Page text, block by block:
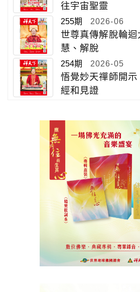
往宇宙聖靈
255期 2026-06
世尊真傳解脫輪迴
慧、解脫
254期 2026-05
悟覺妙天禪師開
經和見證